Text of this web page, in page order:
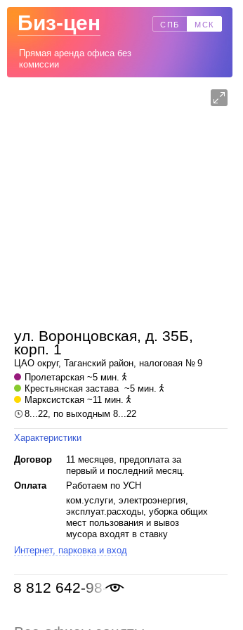
Биз-цен СПБ МСК
Прямая аренда офиса без
комиссии
ул. Воронцовская, д. 35Б,
корп. 1
ЦАО округ, Таганский район, налоговая № 9
Пролетарская ~5 мин.
Крестьянская застава~5 мин.
Марксистская ~11 мин.
8...22, по выходным 8...22
Характеристики
Договор
11 месяцев, предоплата за
первый и последний месяц.
Оплата
Работаем по УСН
ком.услуги, электроэнергия,
эксплуат.расходы, уборка общих
мест пользования и вывоз
мусора входят в ставку
Интернет, парковка и вход
8 812 642-98-46